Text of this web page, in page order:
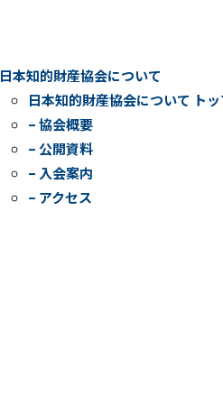
日本知的財産協会について
日本知的財産協会について ト
– 協会概要
– 公開資料
– 入会案内
– アクセス